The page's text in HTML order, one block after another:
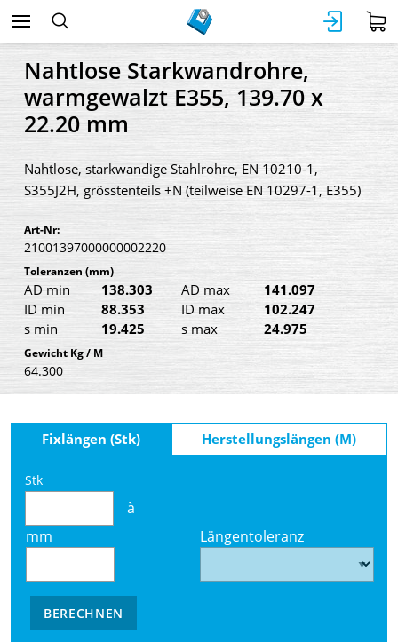
Nahtlose Starkwandrohre,
warmgewalzt E355, 139.70 x
22.20 mm
Nahtlose, starkwandige Stahlrohre, EN 10210-1,
S355J2H, grösstenteils +N (teilweise EN 10297-1, E355)
Art-Nr:
21001397000000002220
Toleranzen (mm)
AD min 138.303 AD max
141.097
ID min
88.353 ID max
102.247
s min
19.425 s max 24.975
Gewicht Kg / M
64.300
Fixlängen (Stk) Herstellungslängen (M)
Stk
à
mm
Längentoleranz
BERECHNEN